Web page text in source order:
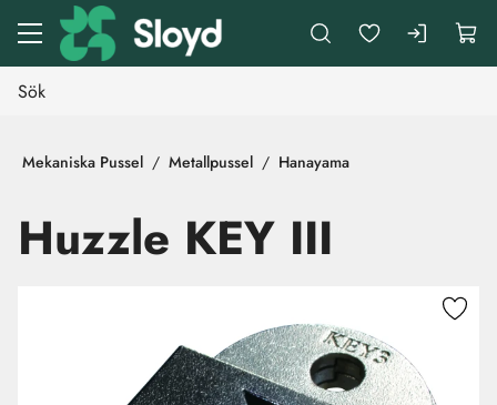
Gå till huvudinnehåll
Mekaniska Pussel Metallpussel Hanayama
Huzzle KEY III